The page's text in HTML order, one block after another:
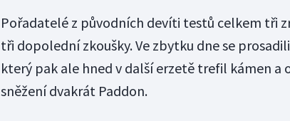
Pořadatelé z původních devíti testů celkem tři
tři dopolední zkoušky. Ve zbytku dne se
který pak ale hned v další erzetě trefil kámen a
sněžení dvakrát Paddon.